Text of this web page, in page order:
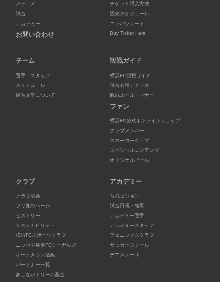
メディア
試合
アカデミー
お問い合わせ
チケット購入方法
販売スケジュール
ニッパツシート
Buy Ticket Here
チーム
選手・スタッフ
スケジュール
練習見学について
観戦ガイド
横浜FC観戦ガイド
試合会場アクセス
観戦ルール・マナー
ファン
横浜FC公式オンラインショップ
クラブメンバー
スタータークラブ
スペシャルコンテンツ
オリジナルビール
クラブ
クラブ概要
フリ丸のページ
ヒストリー
サステナビリティ
横浜FCスポーツクラブ
ニッパツ横浜FCシーガルズ
ホームタウン活動
パートナー一覧
あしながドリーム基金
アカデミー
育成ビジョン
試合日程・結果
アカデミー選手
アカデミースタッフ
フェニックスクラブ
サッカースクール
チアスクール